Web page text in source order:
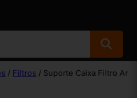
/ Filtros / Suporte Caixa Filtro Ar